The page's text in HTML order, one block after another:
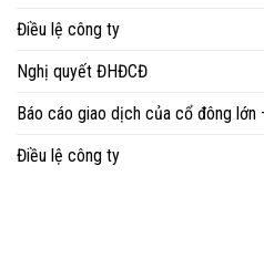
Điều lệ công ty
Nghị quyết ĐHĐCĐ
Báo cáo giao dịch của cổ đông lớn
Điều lệ công ty